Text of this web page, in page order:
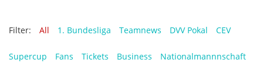
Filter: All 1. Bundesliga Teamnews DVV Pokal CEV
Supercup Fans Tickets Business Nationalmannnschaft